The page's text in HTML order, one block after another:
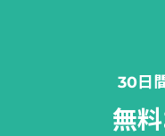
30日
無